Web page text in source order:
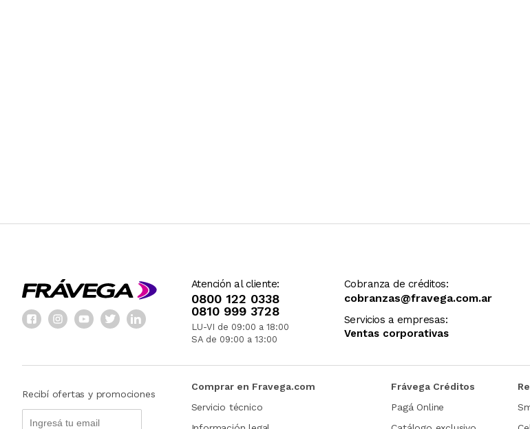
Atención al cliente:
0800 122 0338
0810 999 3728
LU-VI de 09:00 a 18:00
SA de 09:00 a 13:00
Cobranza de créditos:
cobranzas@fravega.com.ar
Servicios a empresas:
Ventas corporativas
Recibí ofertas y promociones
Comprar en Fravega.com
Servicio técnico
Frávega Créditos
Pagá Online